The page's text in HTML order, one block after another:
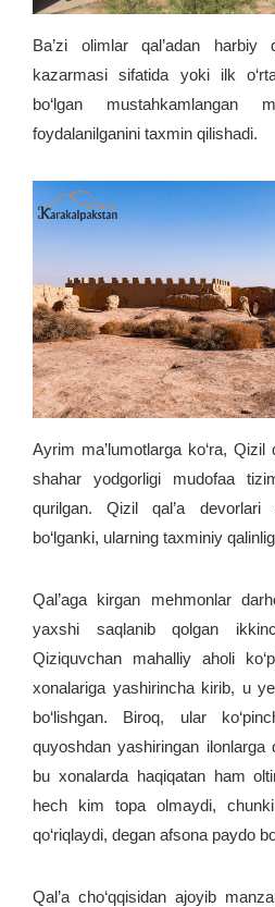
Ba’zi olimlar qal’adan harbiy
kazarmasi sifatida yoki ilk
bo‘lgan mustahkamlangan
foydalanilganini taxmin qilishadi.
Ayrim ma’lumotlarga ko‘ra, Qizil
shahar yodgorligi mudofaa
qurilgan. Qizil qal’a
bo‘lganki, ularning taxminiy
Qal’aga kirgan mehmonlar
yaxshi saqlanib qolgan
Qiziquvchan mahalliy aholi
xonalariga yashirincha kirib, u
bo‘lishgan. Biroq, ular
quyoshdan yashiringan ilonlarga
bu xonalarda haqiqatan ham
hech kim topa olmaydi,
qo‘riqlaydi, degan afsona paydo
Qal’a cho‘qqisidan ajoyib